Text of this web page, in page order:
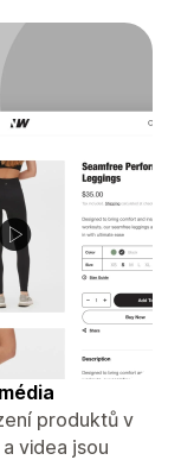
produktů v
videa jsou